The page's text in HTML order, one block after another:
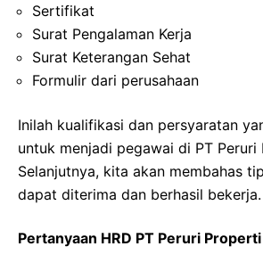
Sertifikat
Surat Pengalaman Kerja
Surat Keterangan Sehat
Formulir dari perusahaan
Inilah kualifikasi dan persyaratan
untuk menjadi pegawai di PT
Selanjutnya, kita akan membahas
dapat diterima dan berhasil bekerja.
Pertanyaan HRD PT Peruri